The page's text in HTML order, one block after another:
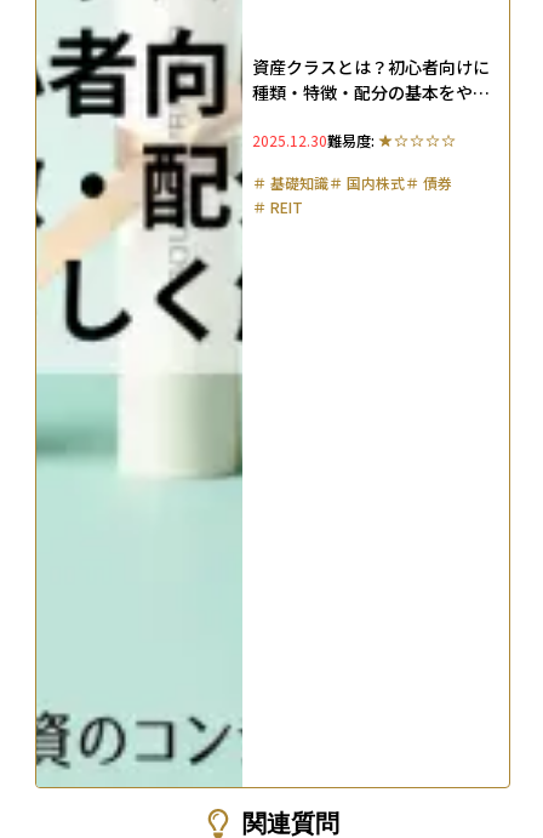
資産クラスとは？初心者向けに
種類・特徴・配分の基本をやさ
2025.12.30難易度:
＃ 基礎知識＃ 国内株式＃ 債券
＃ REIT
関連質問